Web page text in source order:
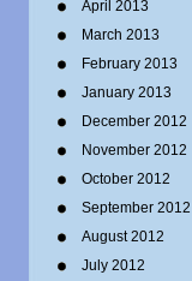
April 2013
March 2013
February 2013
January 2013
December 2012
November 2012
October 2012
September 2012
August 2012
July 2012